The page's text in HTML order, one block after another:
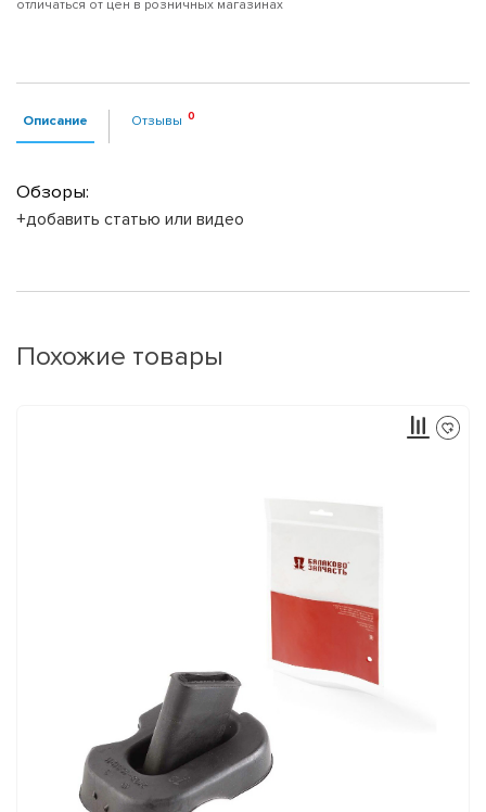
отличаться от цен в розничных магазинах
Описание Отзывы
Обзоры:
+добавить статью или видео
Похожие товары